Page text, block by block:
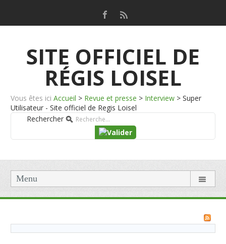
SITE OFFICIEL DE
RÉGIS LOISEL
Vous êtes ici Accueil > Revue et presse > Interview > Super
Utilisateur - Site officiel de Regis Loisel
Rechercher
Menu